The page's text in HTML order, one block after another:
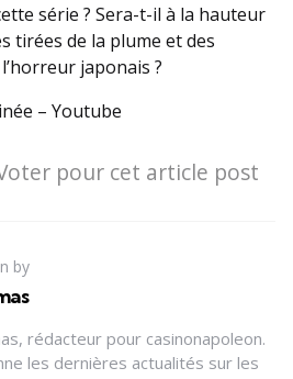
série ? Sera-t-il à la hauteur
tirées de la plume et des
japonais ?
– Youtube
pour cet article post
by
rédacteur pour casinonapoleon.
les dernières actualités sur les